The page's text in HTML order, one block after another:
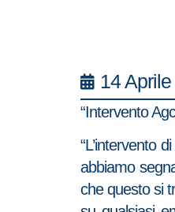
14
“Intervento
“L’intervento
abbiamo
che questo si